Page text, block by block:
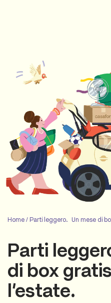
Home / Parti leggero. Un mese di
Parti
di box
l’estate.